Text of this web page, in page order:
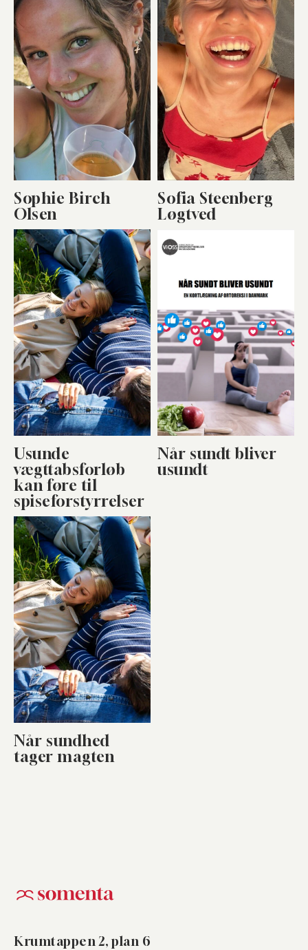
Sophie Birch
Olsen
Sofia Steenberg
Løgtved
Usunde
vægttabsforløb
kan føre til
spiseforstyrrelser
Når sundt bliver
usundt
Når sundhed
tager magten
Krumtappen 2, plan 6